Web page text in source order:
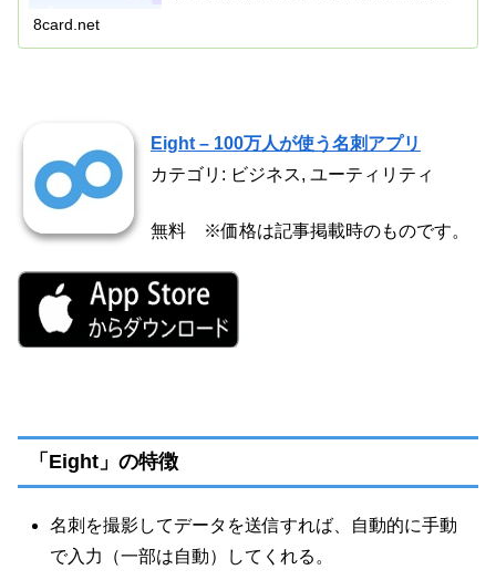
8card.net
Eight – 100万人が使う名刺アプリ
カテゴリ: ビジネス, ユーティリティ
無料 ※価格は記事掲載時のものです。
「Eight」の特徴
名刺を撮影してデータを送信すれば、自動的に手動
で入力（一部は自動）してくれる。